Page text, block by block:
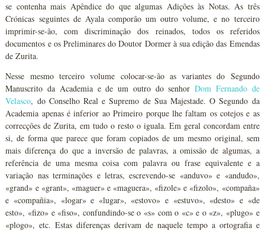
se contenha mais Apêndice do que algumas Adições às Notas. As três
Crónicas seguintes de Ayala comporão um outro volume, e no terceiro
imprimir-se-ão, com discriminação dos reinados, todos os referidos
documentos e os Preliminares do Doutor Dormer à sua edição das Emendas
de Zurita.
Nesse mesmo terceiro volume colocar-se-ão as variantes do Segundo
Manuscrito da Academia e de um outro do senhorDom Fernando de
Velasco, do Conselho Real e Supremo de Sua Majestade. O Segundo da
Academia apenas é inferior ao Primeiro porque lhe faltam os cotejos e as
correcções de Zurita, em tudo o resto o iguala. Em geral concordam entre
si, de forma que parece que foram copiados de um mesmo original, sem
mais diferença do que a inversão de palavras, a omissão de algumas, a
referência de uma mesma coisa com palavra ou frase equivalente e a
variação nas terminações e letras, escrevendo-se «anduvo» e «andudo»,
«grand» e «grant», «maguer» e «maguera», «fizole» e «fizolo», «compaña»
e «compañia», «logar» e «lugar», «estovo» e «estuvo», «desto» e «de
esto», «fizo» e «fiso», confundindo-se o «s» com o «c» e o «z», «plugo» e
«plogo», etc. Estas diferenças derivam de naquele tempo a ortografia e